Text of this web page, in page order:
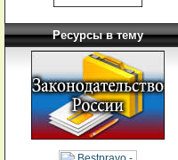
Ресурсы в тему